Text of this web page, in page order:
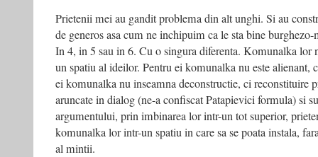
Prietenii mei au gandit problema din alt unghi. Si au
de generos asa cum ne inchipuim ca le sta bine
In 4, in 5 sau in 6. Cu o singura diferenta. Komunalka lor
un spatiu al ideilor. Pentru ei komunalka nu este alienant,
ei komunalka nu inseamna deconstructie, ci reconstituire
aruncate in dialog (ne-a confiscat Patapievici formula) si
argumentului, prin imbinarea lor intr-un tot superior,
komunalka lor intr-un spatiu in care sa se poata instala,
al mintii.